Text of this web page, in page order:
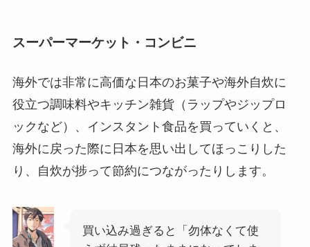
スーパーマーケット・コンビニ
海外では非常に高価な日本のお菓子や海外自炊に
役立つ調味料やキッチン雑貨（ラップやジップロ
ックなど）、インスタント食品を買っていくと、
海外に戻った際に日本を思い出してほっこりした
り、自炊が捗って節約につながったりします。
買い込み過ぎると「勿体なくて使